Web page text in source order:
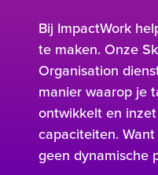
Bij ImpactWork
te maken. Onze
Organisation
manier waarop je
ontwikkelt en
capaciteiten.
geen dynamische